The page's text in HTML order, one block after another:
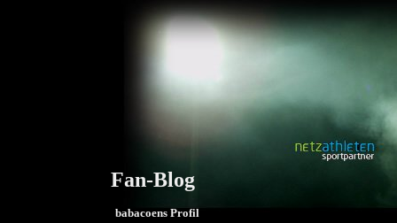
Fan-Blog
babacoens Profil